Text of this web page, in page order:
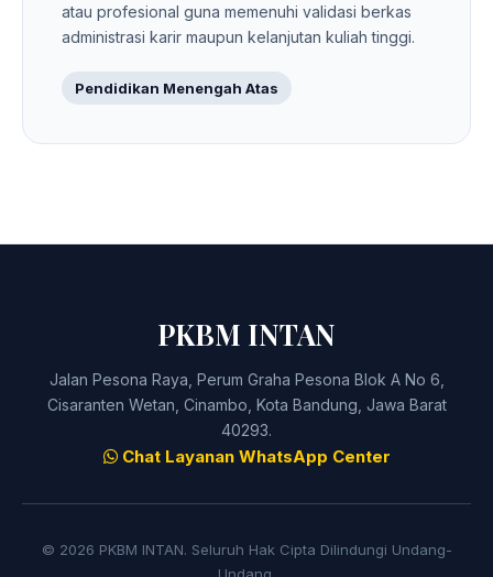
atau profesional guna memenuhi validasi berkas
administrasi karir maupun kelanjutan kuliah tinggi.
Pendidikan Menengah Atas
PKBM INTAN
Jalan Pesona Raya, Perum Graha Pesona Blok A No 6,
Cisaranten Wetan, Cinambo, Kota Bandung, Jawa Barat
40293.
Chat Layanan WhatsApp Center
© 2026 PKBM INTAN. Seluruh Hak Cipta Dilindungi Undang-
Undang.